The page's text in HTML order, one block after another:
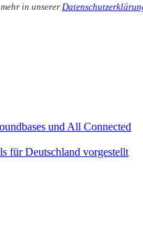
in unserer
und All Connected
für Deutschland vorgestellt